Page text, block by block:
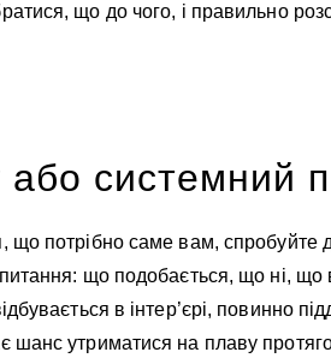
що до чого, і правильно
системний
що потрібно саме вам, спробуйте
питання: що подобається, що ні,
в інтер’єрі, повинно
шанс утриматися на плаву